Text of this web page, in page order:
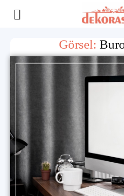
Yaşam
Alanınıza
Görsel: